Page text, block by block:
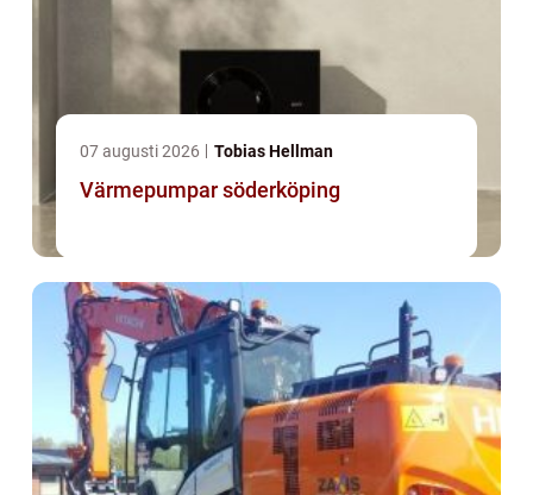
07 augusti 2026 Tobias Hellman
Värmepumpar söderköping